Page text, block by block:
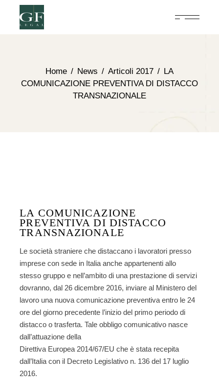
Home News Articoli 2017
LA
COMUNICAZIONE PREVENTIVA DI DISTACCO
TRANSNAZIONALE
LA COMUNICAZIONE
PREVENTIVA DI DISTACCO
TRANSNAZIONALE
Le società straniere che distaccano i lavoratori presso
imprese con sede in Italia anche appartenenti allo
stesso gruppo e nell’ambito di una prestazione di servizi
dovranno, dal 26 dicembre 2016, inviare al Ministero del
lavoro una nuova comunicazione preventiva entro le 24
ore del giorno precedente l’inizio del primo periodo di
distacco o trasferta. Tale obbligo comunicativo nasce
dall’attuazione della
Direttiva Europea 2014/67/EU che è stata recepita
dall’Italia con il Decreto Legislativo n. 136 del 17 luglio
2016.